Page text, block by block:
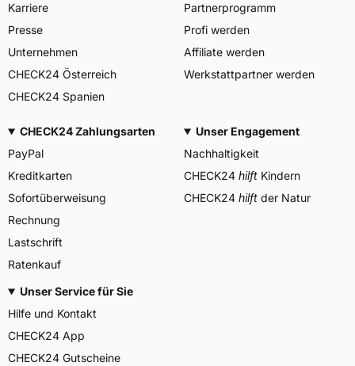
Herstellerkontakt
PIRELLI TYRE SPA, Viale
Piero e Alberto Pirelli 25
20126 Milano Italien,
www.pirelli.com,
m
Karriere
Presse
Unternehmen
CHECK24 Österreich
CHECK24 Spanien
Partnerprogramm
Profi werden
Affiliate werden
Werkstattpartner werden
CHECK24 Zahlungsarten
PayPal
Kreditkarten
Sofortüberweisung
Rechnung
Lastschrift
Ratenkauf
Unser Engagement
Nachhaltigkeit
CHECK24 hilft Kindern
CHECK24 hilft der Natur
Unser Service für Sie
Hilfe und Kontakt
CHECK24 App
CHECK24 Gutscheine